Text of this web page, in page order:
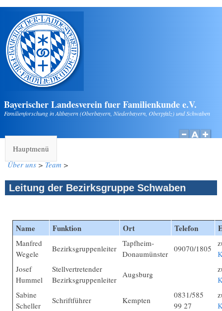
Direkt zum Inhalt
Bayerischer Landesverein fuer Familienkunde e.V.
Familienforschung in Altbayern (Oberbayern, Niederbayern, Oberpfalz) und Schwaben
Hauptmenü
Über uns>Team >
Leitung der Bezirksgruppe Schwaben
Name Funktion Ort Telefon
Manfred
Wegele
Bezirksgruppenleiter
Tapfheim-
Donaumünster
09070/1805
Josef
Hummel
Stellvertretender
Bezirksgruppenleiter
Augsburg
Sabine
Scheller
Schriftführer Kempten
0831/585
99 27